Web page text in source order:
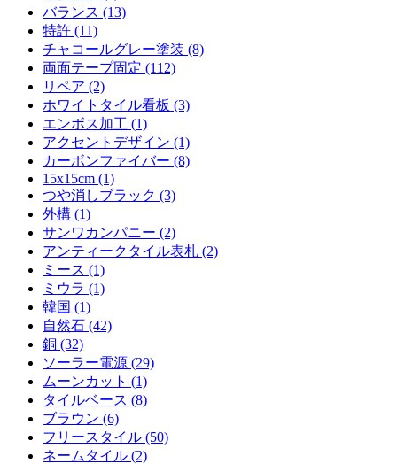
バランス (13)
特許 (11)
チャコールグレー塗装 (8)
両面テープ固定 (112)
リペア (2)
ホワイトタイル看板 (3)
エンボス加工 (1)
アクセントデザイン (1)
カーボンファイバー (8)
15x15cm (1)
つや消しブラック (3)
外構 (1)
サンワカンパニー (2)
アンティークタイル表札 (2)
ミース (1)
ミウラ (1)
韓国 (1)
自然石 (42)
銅 (32)
ソーラー電源 (29)
ムーンカット (1)
タイルベース (8)
ブラウン (6)
フリースタイル (50)
ネームタイル (2)